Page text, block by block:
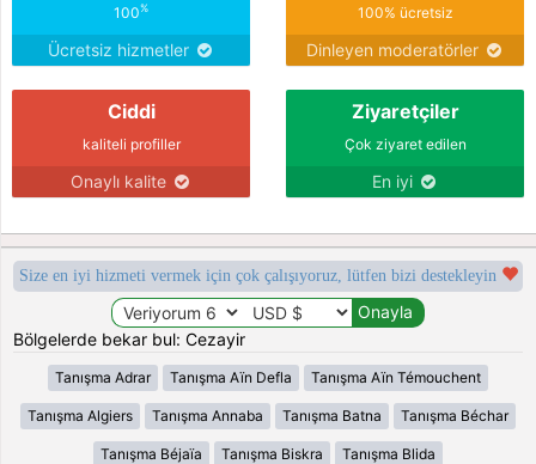
100%
Ücretsiz hizmetler
100% ücretsiz
Dinleyen moderatörler
Ciddi
kaliteli profiller
Onaylı kalite
Ziyaretçiler
Çok ziyaret edilen
En iyi
Size en iyi hizmeti vermek için çok çalışıyoruz, lütfen bizi destekleyin
Bölgelerde bekar bul: Cezayir
Tanışma Adrar Tanışma Aïn Defla Tanışma Aïn Témouchent
Tanışma Algiers Tanışma Annaba Tanışma Batna Tanışma Béchar
Tanışma Béjaïa Tanışma Biskra Tanışma Blida